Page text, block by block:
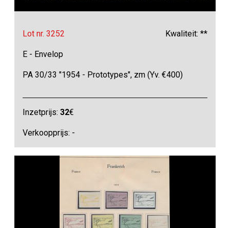
Lot nr. 3252 Kwaliteit: **
E - Envelop
PA 30/33 "1954 - Prototypes", zm (Yv. €400)
Inzetprijs:32€
Verkoopprijs: -